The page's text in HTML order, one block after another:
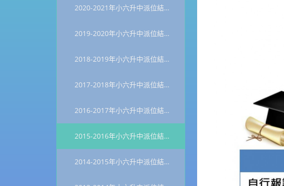
2020-2021年小六升中派位結果統計
2019-2020年小六升中派位結果統計
2018-2019年小六升中派位結果統計
2017-2018年小六升中派位結果統計
2016-2017年小六升中派位結果統計
2015-2016年小六升中派位結果統計
2014-2015年小六升中派位結果統計